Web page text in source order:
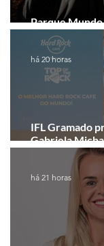
Parque Mundo
recebe
IFL Gramado
Gabriela
Rock Cafe
há 20 horas
há 21 horas